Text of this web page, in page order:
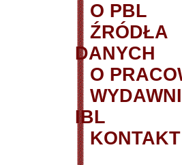
O PBL
ŹRÓDŁA
DANYCH
O
IBL
KONTAKT